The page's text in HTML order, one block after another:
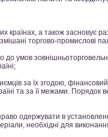
країнах, а також засновує
торгово-промислові
умов
за їх згодою, фінансовий
та за її межами.
одержувати в
необхідні для